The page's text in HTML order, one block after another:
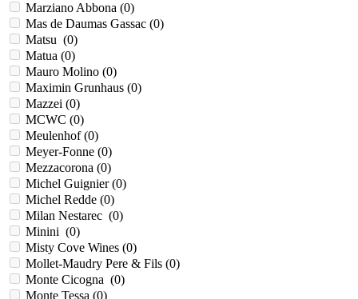
Marziano Abbona (0)
Mas de Daumas Gassac (0)
Matsu (0)
Matua (0)
Mauro Molino (0)
Maximin Grunhaus (0)
Mazzei (0)
MCWC (0)
Meulenhof (0)
Meyer-Fonne (0)
Mezzacorona (0)
Michel Guignier (0)
Michel Redde (0)
Milan Nestarec (0)
Minini (0)
Misty Cove Wines (0)
Mollet-Maudry Pere & Fils (0)
Monte Cicogna (0)
Monte Tessa (0)